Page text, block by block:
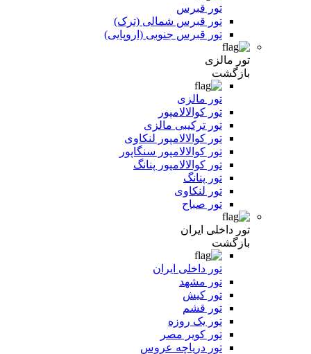
تور قبرس
تور قبرس شمالی (ترک)
تور قبرس جنوبی (اروپایی)
تور مالزی
بازگشت
تور مالزی
تور کوالالامپور
تور ترکیبی مالزی
تور کوالالامپور لنکاوی
تور کوالالامپور سنگاپور
تور کوالالامپور پنانگ
تور پنانگ
تور لنکاوی
تور صباح
تور داخلی ایران
بازگشت
تور داخلی ایران
تور مشهد
تور کیش
تور قشم
تور یک روزه
تور کویر مصر
تور دریاچه عروس